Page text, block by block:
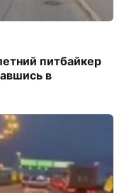
питбайкер
в